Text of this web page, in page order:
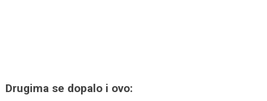
Drugima se dopalo i ovo: